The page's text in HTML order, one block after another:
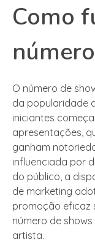
Como
O número de
da popularidade
iniciantes
apresentações,
ganham
influenciada por
do público, a
de marketing
promoção eficaz
número de
artista.